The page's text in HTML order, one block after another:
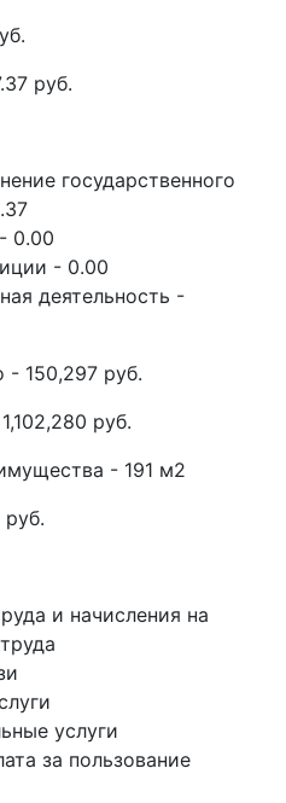
руб.
государственного
0.00
- 0.00
деятельность -
150,297 руб.
руб.
- 191 м2
и начисления на
услуги
за пользование